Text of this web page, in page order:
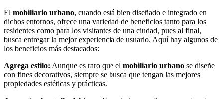
El mobiliario urbano, cuando está bien diseñado e integrado en
dichos entornos, ofrece una variedad de beneficios tanto para los
residentes como para los visitantes de una ciudad, pues al final,
busca entregar la mejor experiencia de usuario. Aquí hay algunos de
los beneficios más destacados:
Agrega estilo: Aunque es raro que el mobiliario urbano se diseñe
con fines decorativos, siempre se busca que tengan las mejores
propiedades estéticas y prácticas.